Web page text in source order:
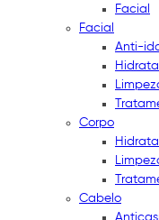
Facial
Facial
Anti-
Corpo
Cabelo